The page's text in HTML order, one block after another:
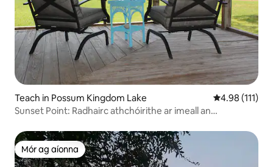
Teach in Possum Kingdom Lake Meánrátáil
4.98 (111)
Sunset Point: Radhairc athchóirithe ar imeall an
Mór ag aíonna
Mór ag aíonna